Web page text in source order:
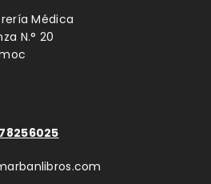
Médica
N.° 20